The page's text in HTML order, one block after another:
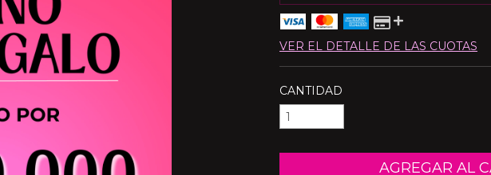
VER EL DETALLE DE LAS CUOTAS
CANTIDAD